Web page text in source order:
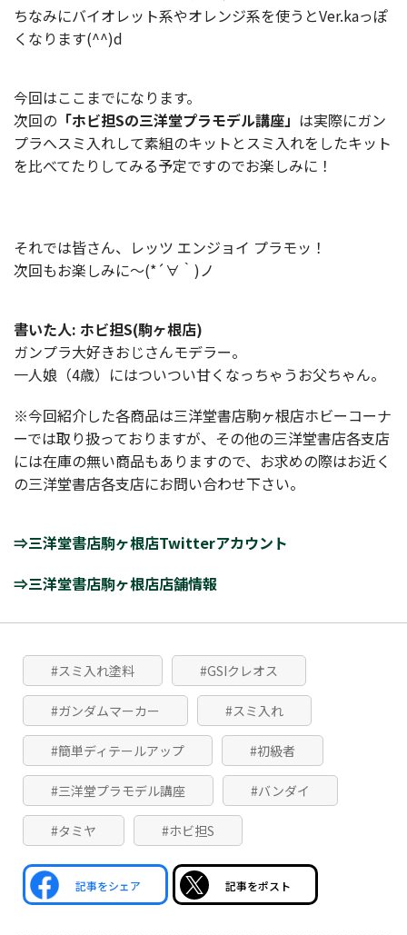
ちなみにバイオレット系やオレンジ系を使うとVer.kaっぽ
くなります(^^)d
今回はここまでになります。
次回の 「ホビ担Sの三洋堂プラモデル講座」 は実際にガン
プラへスミ入れして素組のキットとスミ入れをしたキット
を比べてたりしてみる予定ですのでお楽しみに！
それでは皆さん、レッツ エンジョイ プラモッ！
次回もお楽しみに～(*´∀｀)ノ
書いた人: ホビ担S(駒ヶ根店)
ガンプラ大好きおじさんモデラー。
一人娘（4歳）にはついつい甘くなっちゃうお父ちゃん。
※今回紹介した各商品は三洋堂書店駒ヶ根店ホビーコーナ
ーでは取り扱っておりますが、その他の三洋堂書店各支店
には在庫の無い商品もありますので、お求めの際はお近く
の三洋堂書店各支店にお問い合わせ下さい。
⇒三洋堂書店駒ヶ根店Twitterアカウント
⇒三洋堂書店駒ヶ根店店舗情報
#スミ入れ塗料 #GSIクレオス
#ガンダムマーカー #スミ入れ
#簡単ディテールアップ #初級者
#三洋堂プラモデル講座 #バンダイ
#タミヤ #ホビ担S
記事をシェア 記事をポスト